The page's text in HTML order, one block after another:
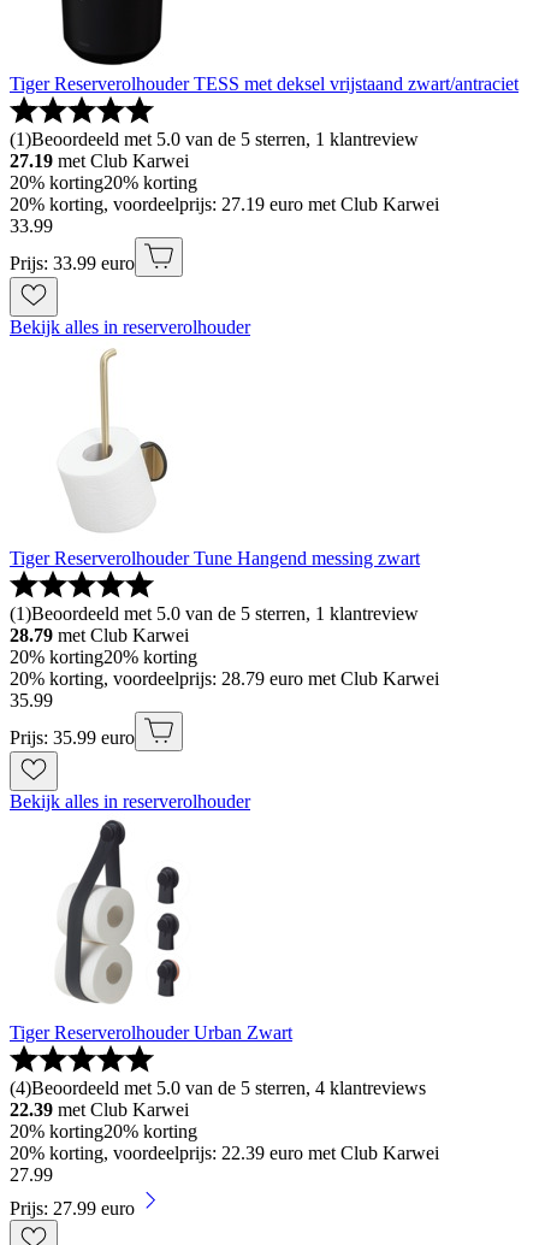
Tiger Reserverolhouder TESS met deksel vrijstaand zwart/antraciet
(1)Beoordeeld met 5.0 van de 5 sterren, 1 klantreview
27.19 met Club Karwei
20% korting20% korting
20% korting, voordeelprijs: 27.19 euro met Club Karwei
33.99
Prijs: 33.99 euro
Bekijk alles in reserverolhouder
Tiger Reserverolhouder Tune Hangend messing zwart
(1)Beoordeeld met 5.0 van de 5 sterren, 1 klantreview
28.79 met Club Karwei
20% korting20% korting
20% korting, voordeelprijs: 28.79 euro met Club Karwei
35.99
Prijs: 35.99 euro
Bekijk alles in reserverolhouder
Tiger Reserverolhouder Urban Zwart
(4)Beoordeeld met 5.0 van de 5 sterren, 4 klantreviews
22.39 met Club Karwei
20% korting20% korting
20% korting, voordeelprijs: 22.39 euro met Club Karwei
27.99
Prijs: 27.99 euro